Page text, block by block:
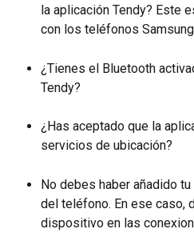
la aplicación Tendy? Este
con los teléfonos
¿Tienes el Bluetooth
Tendy?
¿Has aceptado que la
servicios de ubicación?
No debes haber añadido
del teléfono. En ese caso,
dispositivo en las